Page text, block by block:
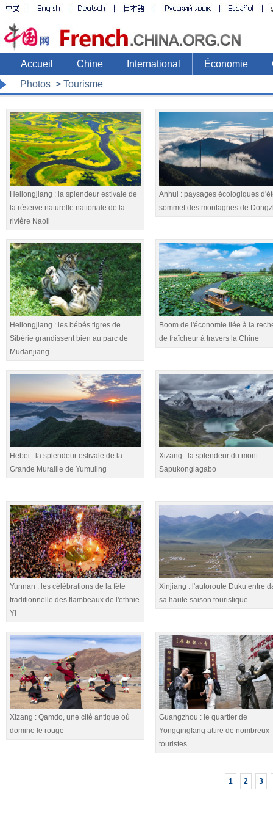
Accueil Chine International Économie
Photos > Tourisme
Heilongjiang : la splendeur estivale de
la réserve naturelle nationale de la
rivière Naoli
Anhui : paysages écologiques
sommet des montagnes de
Heilongjiang : les bébés tigres de
Sibérie grandissent bien au parc de
Mudanjiang
Boom de l'économie liée à la
de fraîcheur à travers la Chine
Hebei : la splendeur estivale de la
Grande Muraille de Yumuling
Xizang : la splendeur du mont
Sapukonglagabo
Yunnan : les célébrations de la fête
traditionnelle des flambeaux de l'ethnie
Yi
Xinjiang : l'autoroute Duku entre
sa haute saison touristique
Xizang : Qamdo, une cité antique où
domine le rouge
Guangzhou : le quartier de
Yongqingfang attire de nombreux
touristes
1 2 3